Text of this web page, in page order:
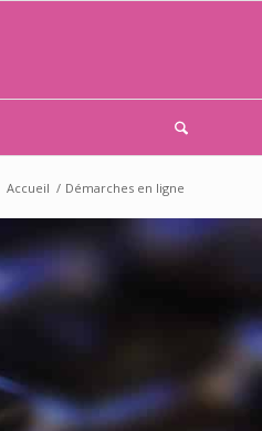
Accueil / Démarches en ligne